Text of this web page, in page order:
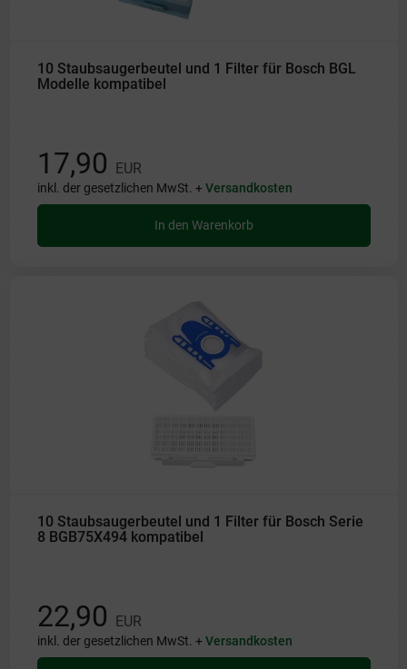
10 Staubsaugerbeutel und 1 Filter für Bosch BGL
Modelle kompatibel
17,90 EUR
inkl. der gesetzlichen MwSt. +Versandkosten
In den Warenkorb
10 Staubsaugerbeutel und 1 Filter für Bosch Serie
8 BGB75X494 kompatibel
22,90 EUR
inkl. der gesetzlichen MwSt. +Versandkosten